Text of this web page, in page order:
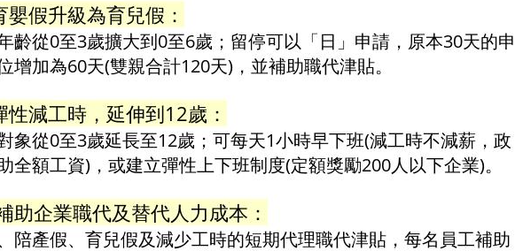
嬰假升級為育兒假：
齡從0至3歲擴大到0至6歲；留停可以「日」申請，原本30天的申
增加為60天(雙親合計120天)，並補助職代津貼。
性減工時，延伸到12歲：
象從0至3歲延長至12歲；可每天1小時早下班(減工時不減薪，政
全額工資)，或建立彈性上下班制度(定額獎勵200人以下企業)。
助企業職代及替代人力成本：
陪產假、育兒假及減少工時的短期代理職代津貼，每名員工補助